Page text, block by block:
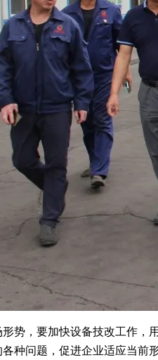
势，要加快设备技改工作
种问题，促进企业适应当前